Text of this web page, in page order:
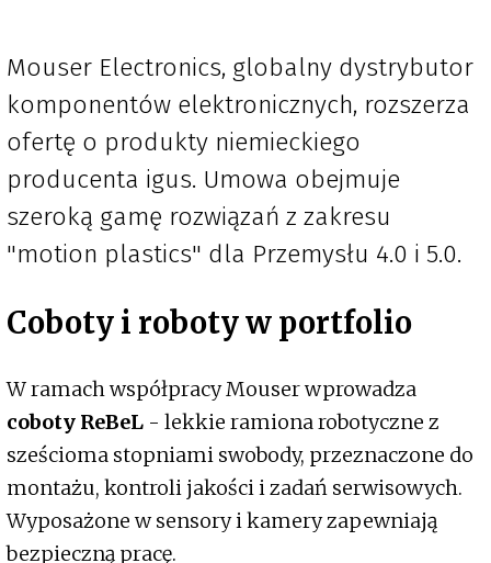
Mouser Electronics, globalny dystrybutor
komponentów elektronicznych, rozszerza
ofertę o produkty niemieckiego
producenta igus. Umowa obejmuje
szeroką gamę rozwiązań z zakresu
"motion plastics" dla Przemysłu 4.0 i 5.0.
Coboty i roboty w portfolio
W ramach współpracy Mouser wprowadza
coboty ReBeL - lekkie ramiona robotyczne z
sześcioma stopniami swobody, przeznaczone do
montażu, kontroli jakości i zadań serwisowych.
Wyposażone w sensory i kamery zapewniają
bezpieczną pracę.